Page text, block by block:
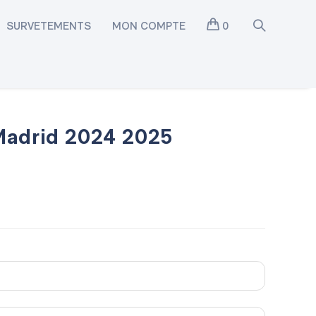
SURVETEMENTS MON COMPTE 0
2024 2025